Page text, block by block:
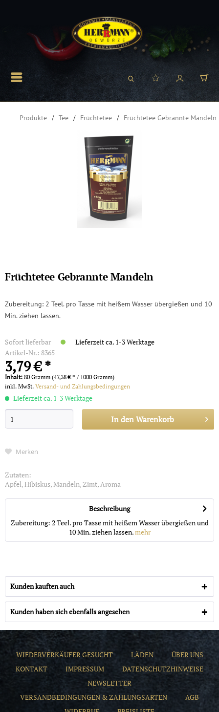
Produkte Tee Früchtetee Früchtetee Gebrannte Mandeln
Früchtetee Gebrannte Mandeln
Zubereitung: 2 Teel. pro Tasse mit heißem Wasser übergießen und 10
Min. ziehen lassen.
Sofort lieferbar
Lieferzeit ca. 1-3 Werktage
Artikel-Nr.: 8365
3,79 € *
Inhalt: 80 Gramm (47,38 € * / 1000 Gramm)
inkl. MwSt. Versand- und Zahlungsbedingungen
Lieferzeit ca. 1-3 Werktage
In denWarenkorb
Merken
Zutaten:
Apfel, Hibiskus, Mandeln, Zimt, Aroma
Beschreibung
Zubereitung: 2 Teel. pro Tasse mit heißem Wasser übergießen und
10 Min. ziehen lassen.mehr
Kunden kauften auch
Kunden haben sich ebenfalls angesehen
WIEDERVERKÄUFER GESUCHT LÄDEN
ÜBER UNS
KONTAKT
IMPRESSUM
DATENSCHUTZHINWEISE
NEWSLETTER
VERSANDBEDINGUNGEN & ZAHLUNGSARTEN
AGB